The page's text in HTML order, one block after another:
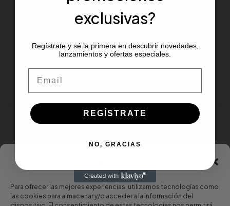
Para ofrecer las mejores experiencias, utilizamos tecnologías como
las cookies para almacenar y/o acceder a la información del
exclusivas?
Regístrate y sé la primera en descubrir novedades,
lanzamientos y ofertas especiales.
REGÍSTRATE
NO, GRACIAS